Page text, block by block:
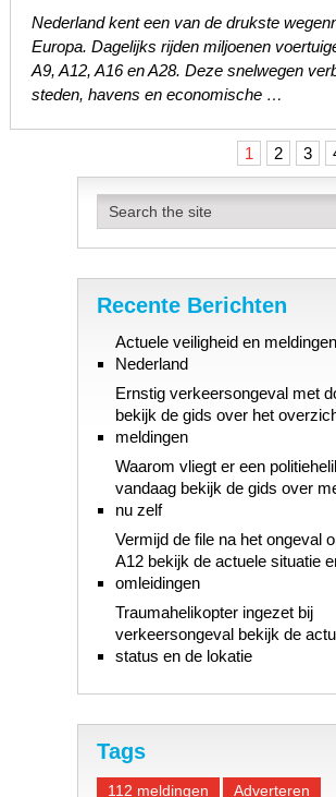
Nederland kent een van de drukste
Europa. Dagelijks rijden miljoenen
A9, A12, A16 en A28. Deze snelwegen
steden, havens en economische …
paginering
1 2 3
Recente Berichten
Actuele veiligheid en
Nederland
Ernstig verkeersongeval met
bekijk de gids over het
meldingen
Waarom vliegt er een
vandaag bekijk de gids over
nu zelf
Vermijd de file na het ongeval
A12 bekijk de actuele situatie
omleidingen
Traumahelikopter ingezet bij
verkeersongeval bekijk de
status en de lokatie
Tags
112 meldingen Adverteren